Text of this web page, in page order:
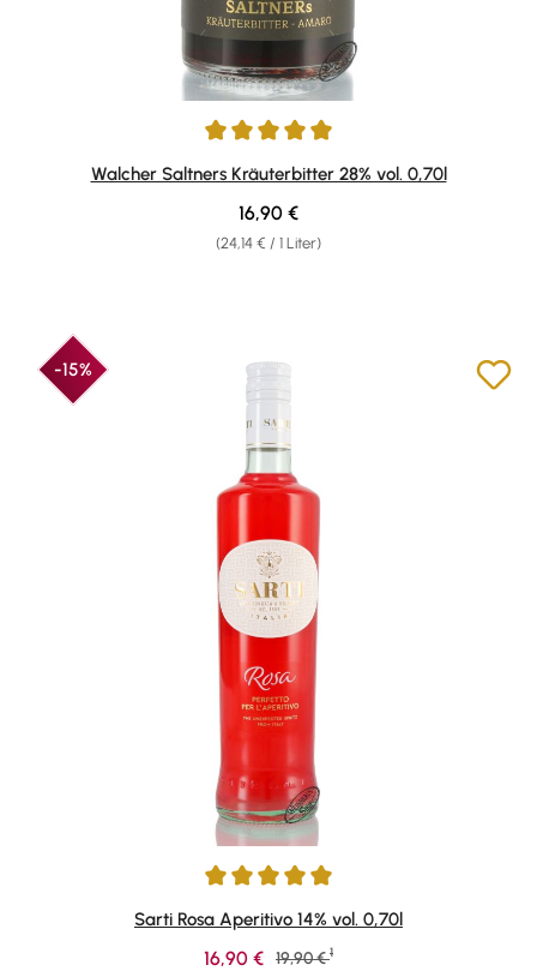
Durchschnittliche Bewertung von 4.93 von 5 Sternen
Walcher Saltners Kräuterbitter 28% vol. 0,70l
(24,14 € / 1 Liter)
Regulärer Preis:
16,90 €
-15%
Durchschnittliche Bewertung von 5 von 5 Sternen
Sarti Rosa Aperitivo 14% vol. 0,70l
Verkaufspreis:
16,90 € Regulärer Preis:
19,90 € 1